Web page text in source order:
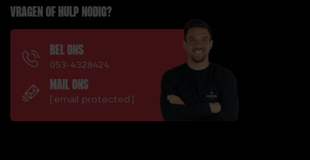
VRAGEN OF HULP NODIG?
BEL ONS
053-4328424
MAIL ONS
[email protected]